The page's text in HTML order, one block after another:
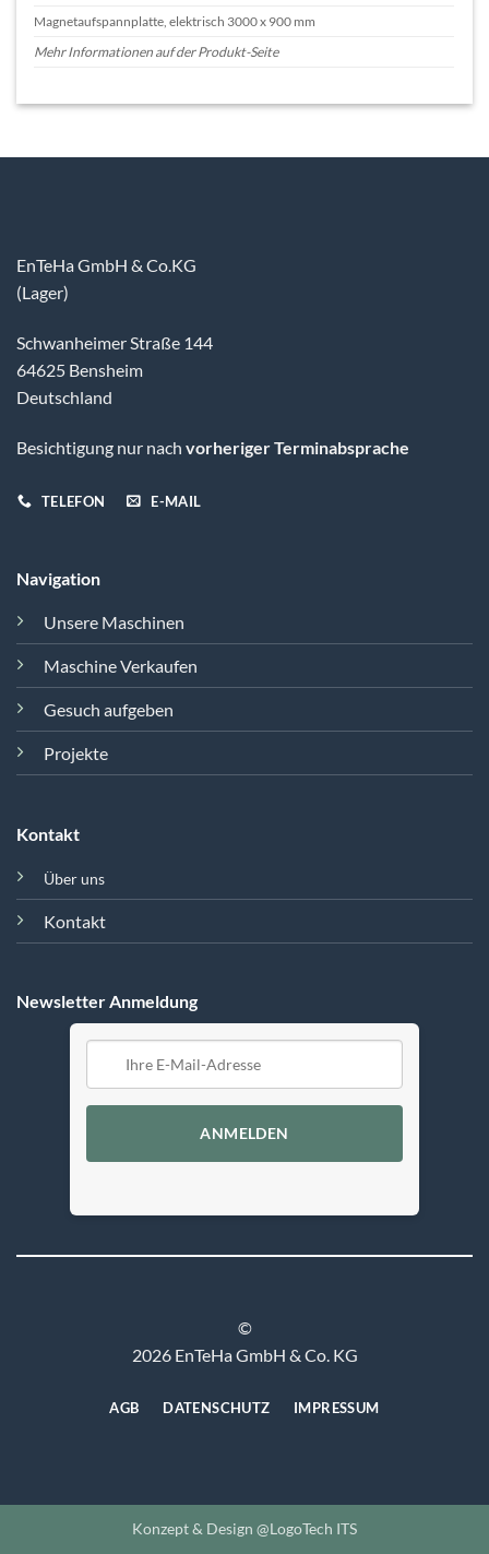
Magnetaufspannplatte, elektrisch 3000 x 900 mm
Mehr Informationen auf der Produkt-Seite
EnTeHa GmbH & Co.KG
(Lager)
Schwanheimer Straße 144
64625 Bensheim
Deutschland
Besichtigung nur nach vorheriger Terminabsprache
TELEFON E-MAIL
Navigation
Unsere Maschinen
Maschine Verkaufen
Gesuch aufgeben
Projekte
Kontakt
Über uns
Kontakt
Newsletter Anmeldung
ANMELDEN
©
2026 EnTeHa GmbH & Co. KG
AGB DATENSCHUTZ IMPRESSUM
Konzept & Design @LogoTech ITS